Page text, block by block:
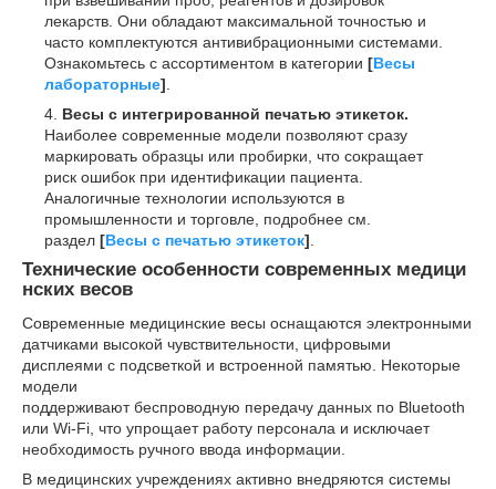
лекарств. Они обладают максимальной точностью и
часто комплектуются антивибрационными системами.
Ознакомьтесь с ассортиментом в категории [Весы
лабораторные]
Весы с интегрированной печатью этикеток.
Наиболее современные модели позволяют сразу
маркировать образцы или пробирки, что сокращает
риск ошибок при идентификации пациента.
Аналогичные технологии используются в
промышленности и торговле, подробнее см.
раздел [Весы с печатью этикеток]
Технические особенности современных медици
нских весов
Современные медицинские весы оснащаются электронными
датчиками высокой чувствительности, цифровыми
дисплеями с подсветкой и встроенной памятью. Некоторые
модели
поддерживают беспроводную передачу данных по Bluetooth
или Wi-Fi, что упрощает работу персонала и исключает
необходимость ручного ввода информации.
В медицинских учреждениях активно внедряются системы